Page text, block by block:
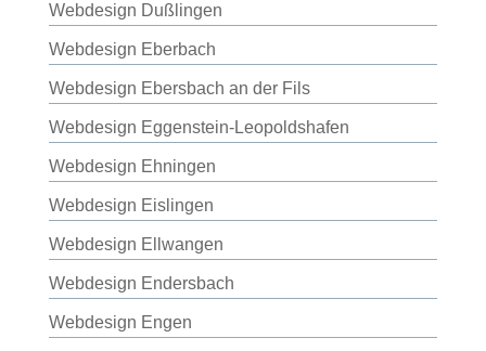
Webdesign Dußlingen
Webdesign Eberbach
Webdesign Ebersbach an der Fils
Webdesign Eggenstein-Leopoldshafen
Webdesign Ehningen
Webdesign Eislingen
Webdesign Ellwangen
Webdesign Endersbach
Webdesign Engen